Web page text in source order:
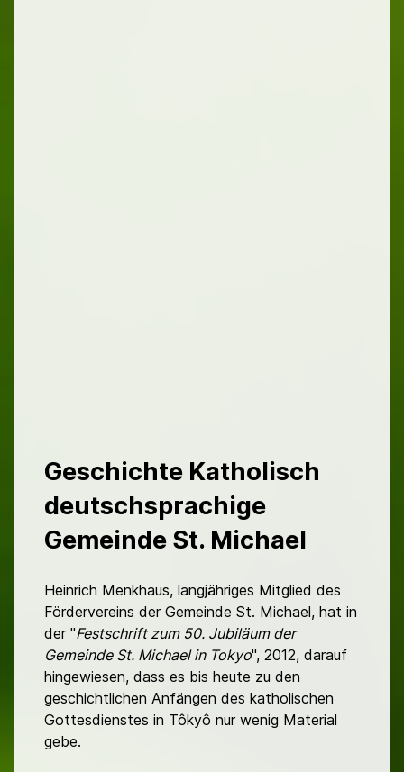
Geschichte Katholisch
deutschsprachige
Gemeinde St. Michael
Heinrich Menkhaus, langjähriges Mitglied des
Fördervereins der Gemeinde St. Michael, hat in
der "Festschrift zum 50. Jubiläum der
Gemeinde St. Michael in Tokyo", 2012, darauf
hingewiesen, dass es bis heute zu den
geschichtlichen Anfängen des katholischen
Gottesdienstes in Tôkyô nur wenig Material
gebe.